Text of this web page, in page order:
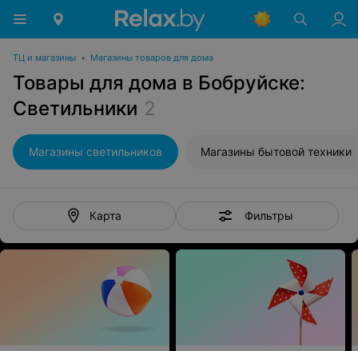
ТЦ и магазины • Магазины товаров для дома
Товары для дома в Бобруйске:
Светильники 2
Магазины светильников Магазины бытовой техники
Карта Фильтры